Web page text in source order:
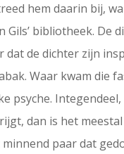
hem daarin bij,
bibliotheek. De
de dichter zijn
Waar kwam die
psyche.
dan is het
paar dat